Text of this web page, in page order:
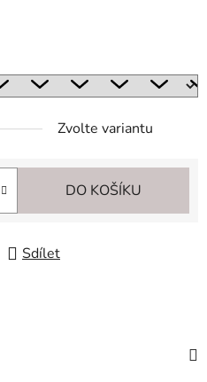
Zvolte variantu
DO KOŠÍKU
Sdílet